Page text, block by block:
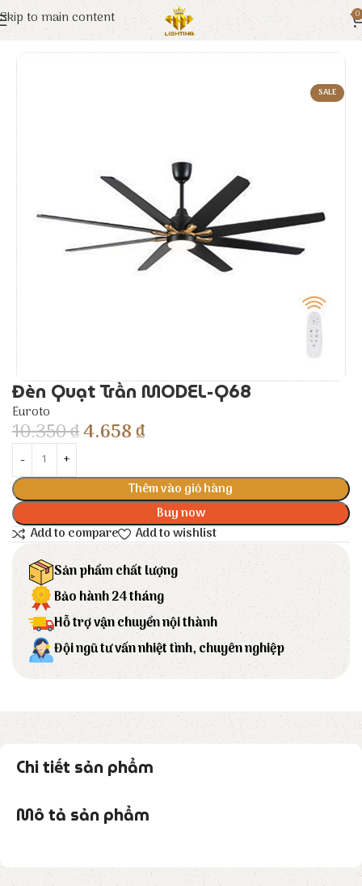
Skip to main content 0
Trang chủ Euroto Đèn Trang Trí
SALE
Đèn Quạt Trần MODEL-Q68
Euroto
10.350₫4.658₫
Thêm vào giỏ hàng
Buy now
Add to compare
Add to wishlist
Sản phẩm chất lượng
Bảo hành 24 tháng
Hỗ trợ vận chuyển nội thành
Đội ngũ tư vấn nhiệt tình, chuyên nghiệp
Chi tiết sản phẩm
Mô tả sản phẩm